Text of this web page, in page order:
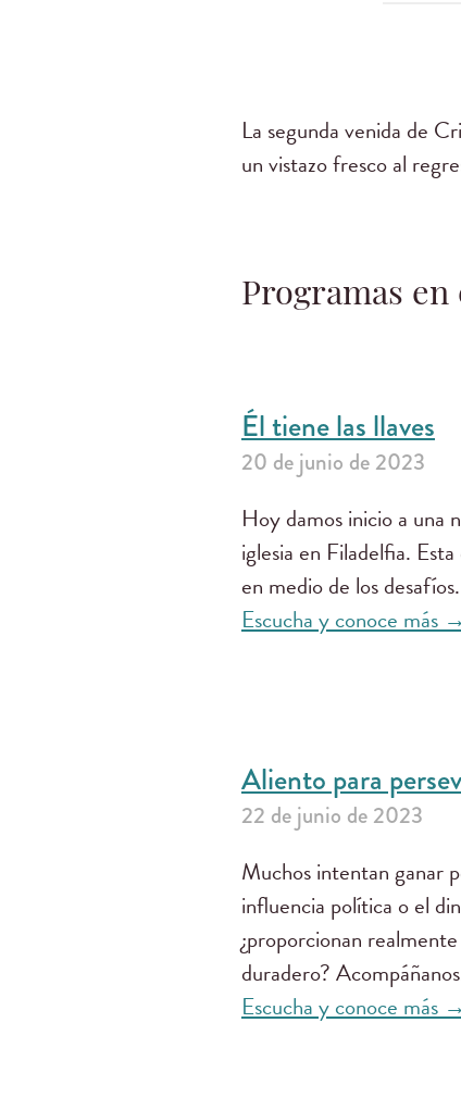
La segunda venida de
un vistazo fresco al
Programas en
Él tiene las llaves
20 de junio de 2023
Hoy damos inicio a una
iglesia en Filadelfia.
en medio de los
Escucha y conoce más →
Aliento para
22 de junio de 2023
Muchos intentan ganar
influencia política o el
¿proporcionan
duradero?
Escucha y conoce más →